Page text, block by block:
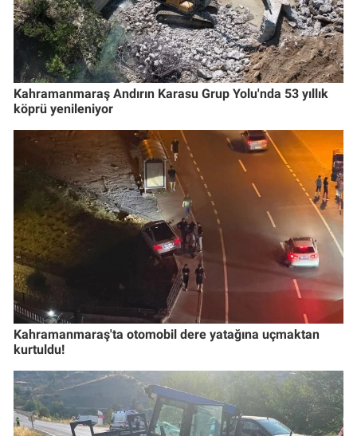
Kahramanmaraş Andırın Karasu Grup Yolu'nda 53 yıllık
köprü yenileniyor
Kahramanmaraş'ta otomobil dere yatağına uçmaktan
kurtuldu!